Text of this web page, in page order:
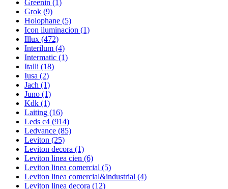
Greenin (1)
Grok (9)
Holophane (5)
Icon iluminacion (1)
Illux (472)
Interilum (4)
Intermatic (1)
Italli (18)
Iusa (2)
Jach (1)
Juno (1)
Kdk (1)
Laiting (16)
Leds c4 (914)
Ledvance (85)
Leviton (25)
Leviton decora (1)
Leviton linea cien (6)
Leviton linea comercial (5)
Leviton linea comercial&industrial (4)
Leviton linea decora (12)